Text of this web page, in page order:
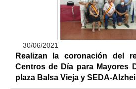
30/06/2021
Realizan la coronación del
Centros de Día para Mayores
plaza Balsa Vieja y SEDA-